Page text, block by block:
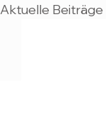
Aktuelle Beiträge